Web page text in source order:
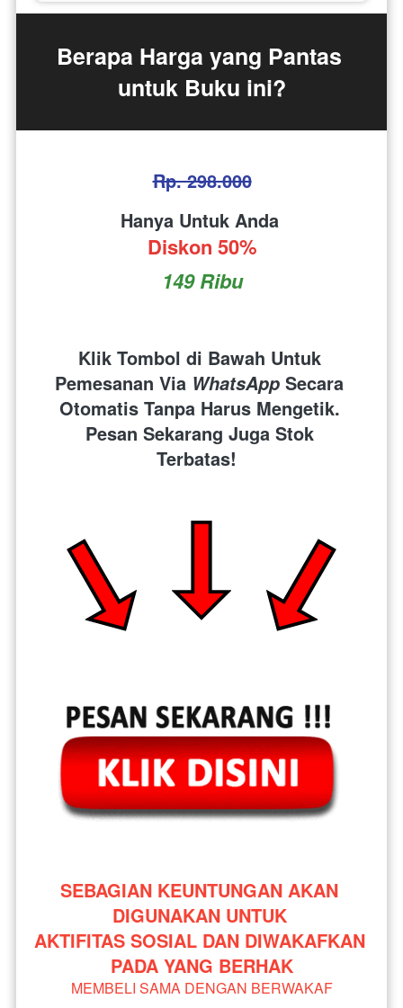
Berapa Harga yang Pantas
untuk Buku ini?
Rp. 298.000
Hanya Untuk Anda
Diskon 50%
149 Ribu
Klik Tombol di Bawah Untuk
Pemesanan Via WhatsApp Secara
Otomatis Tanpa Harus Mengetik.
Pesan Sekarang Juga Stok
Terbatas!
SEBAGIAN KEUNTUNGAN AKAN
DIGUNAKAN UNTUK
AKTIFITAS SOSIAL DAN DIWAKAFKAN
PADA YANG BERHAK
MEMBELI SAMA DENGAN BERWAKAF